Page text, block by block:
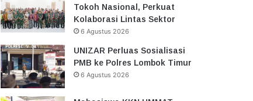
Tokoh Nasional, Perkuat
Kolaborasi Lintas Sektor
6 Agustus 2026
UNIZAR Perluas Sosialisasi
PMB ke Polres Lombok Timur
6 Agustus 2026